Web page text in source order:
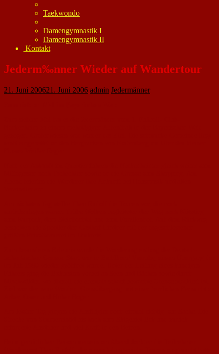
Taekwondo
Damengymnastik I
Damengymnastik II
Kontakt
Jederm‰nner Wieder auf Wandertour
21. Juni 200621. Juni 2006 admin Jedermänner